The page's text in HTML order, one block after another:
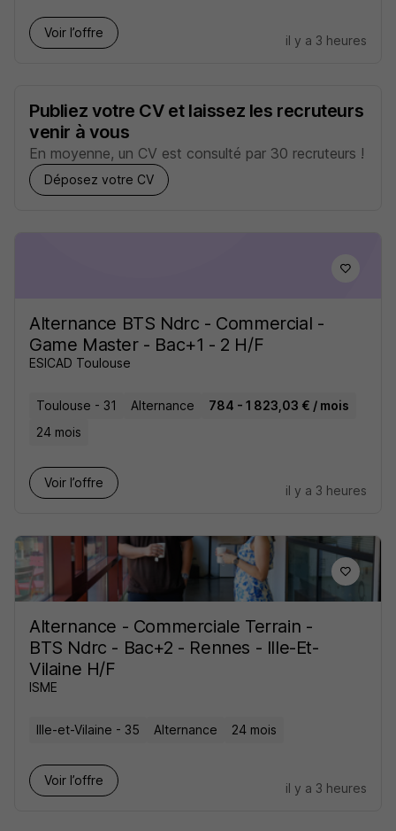
Voir l’offre
il y a 3 heures
Publiez votre CV et laissez les recruteurs
venir à vous
En moyenne, un CV est consulté par 30 recruteurs !
Déposez votre CV
Alternance BTS Ndrc - Commercial -
Game Master - Bac+1 - 2 H/F
ESICAD Toulouse
Toulouse - 31 Alternance
784 - 1 823,03 € / mois
24 mois
Voir l’offre
il y a 3 heures
Alternance - Commerciale Terrain -
BTS Ndrc - Bac+2 - Rennes - Ille-Et-
Vilaine H/F
ISME
Ille-et-Vilaine - 35 Alternance 24 mois
Voir l’offre
il y a 3 heures